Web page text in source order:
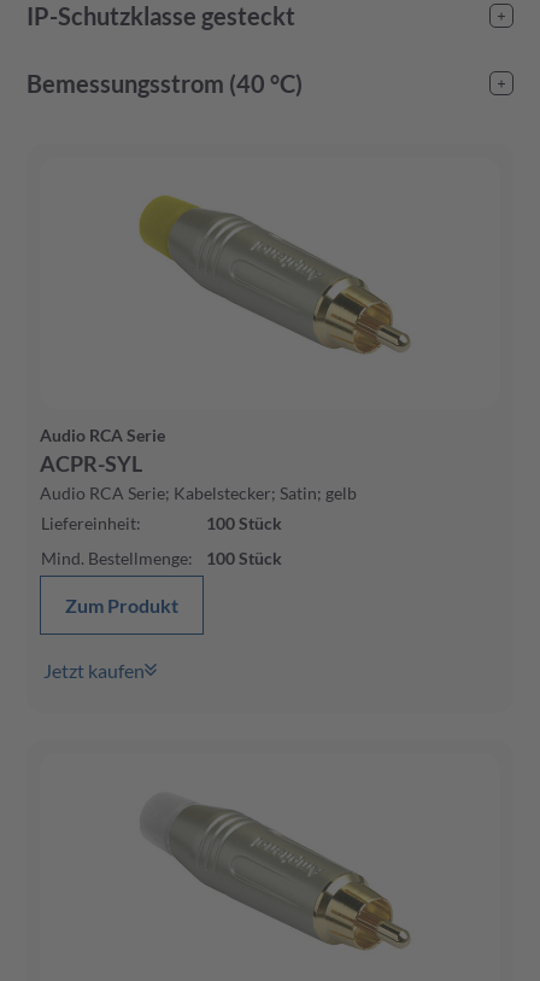
IP-Schutzklasse gesteckt
Bemessungsstrom (40 °C)
Audio RCA Serie
ACPR-SYL
Audio RCA Serie; Kabelstecker; Satin; gelb
Liefereinheit: 100Stück
Mind. Bestellmenge: 100Stück
Zum Produkt
Jetzt kaufen